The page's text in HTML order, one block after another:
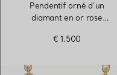
Pendentif orné d’un
diamant en or rose
€ 1.500